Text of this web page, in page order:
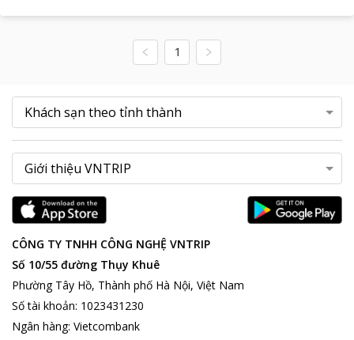
1
CÔNG TY TNHH CÔNG NGHỆ VNTRIP
Số 10/55 đường Thụy Khuê
Phường Tây Hồ, Thành phố Hà Nội, Việt Nam
Số tài khoản: 1023431230
Ngân hàng: Vietcombank